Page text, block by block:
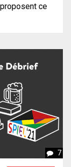
ce
7